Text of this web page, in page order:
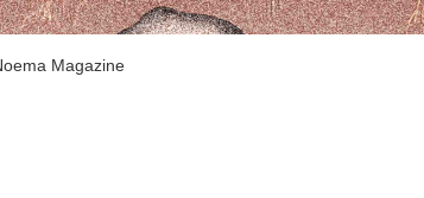
Magazine